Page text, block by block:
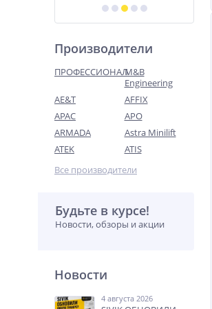
Производители
ПРОФЕССИОНАЛM&B
Engineering
AE&T
AFFIX
APAC
APO
ARMADA
Astra Minilift
ATEK
ATIS
Все производители
Будьте в курсе!
Новости, обзоры и акции
Новости
4 августа 2026